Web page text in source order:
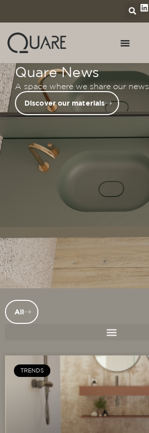
Quare News
A space where we share our news
Discover our materials
All
TRENDS